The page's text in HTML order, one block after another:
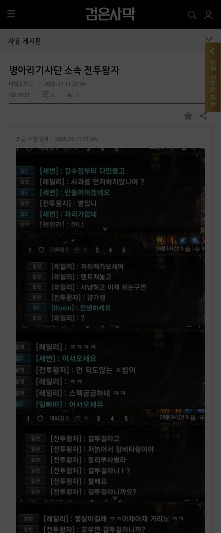
전
체
메
자유 게시판
병아리기사단 소속 전투왕자
터닝포인트
2025.09.11 23:06
1917
2 1
즐
기
공유하기
최근 수정 일시 : 2025.09.11 23:06
추천 가이드 보기